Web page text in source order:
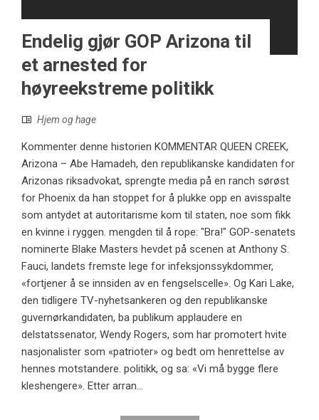
Endelig gjør GOP Arizona til
et arnested for
høyreekstreme politikk
Hjem og hage
Kommenter denne historien KOMMENTAR QUEEN CREEK,
Arizona – Abe Hamadeh, den republikanske kandidaten for
Arizonas riksadvokat, sprengte media på en ranch sørøst
for Phoenix da han stoppet for å plukke opp en avisspalte
som antydet at autoritarisme kom til staten, noe som fikk
en kvinne i ryggen. mengden til å rope: "Bra!" GOP-senatets
nominerte Blake Masters hevdet på scenen at Anthony S.
Fauci, landets fremste lege for infeksjonssykdommer,
«fortjener å se innsiden av en fengselscelle». Og Kari Lake,
den tidligere TV-nyhetsankeren og den republikanske
guvernørkandidaten, ba publikum applaudere en
delstatssenator, Wendy Rogers, som har promotert hvite
nasjonalister som «patrioter» og bedt om henrettelse av
hennes motstandere. politikk, og sa: «Vi må bygge flere
kleshengere». Etter arran...